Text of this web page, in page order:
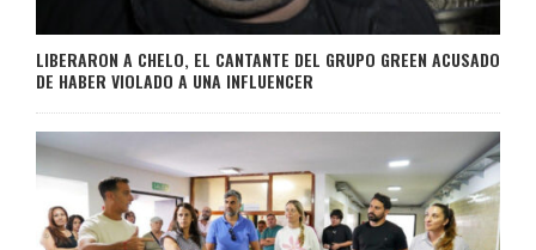
LIBERARON A CHELO, EL CANTANTE DEL GRUPO GREEN ACUSADO
DE HABER VIOLADO A UNA INFLUENCER